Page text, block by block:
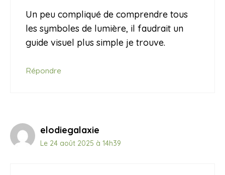
Un peu compliqué de comprendre tous
les symboles de lumière, il faudrait un
guide visuel plus simple je trouve.
Répondre
elodiegalaxie
Le 24 août 2025 à 14h39